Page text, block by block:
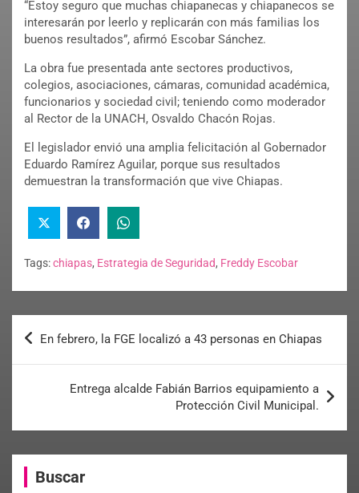
“Estoy seguro que muchas chiapanecas y chiapanecos se
interesarán por leerlo y replicarán con más familias los
buenos resultados”, afirmó Escobar Sánchez.
La obra fue presentada ante sectores productivos,
colegios, asociaciones, cámaras, comunidad académica,
funcionarios y sociedad civil; teniendo como moderador
al Rector de la UNACH, Osvaldo Chacón Rojas.
El legislador envió una amplia felicitación al Gobernador
Eduardo Ramírez Aguilar, porque sus resultados
demuestran la transformación que vive Chiapas.
Tags:chiapas, Estrategia de Seguridad, Freddy Escobar
En febrero, la FGE localizó a 43 personas en Chiapas
Entrega alcalde Fabián Barrios equipamiento a
Protección Civil Municipal.
Buscar